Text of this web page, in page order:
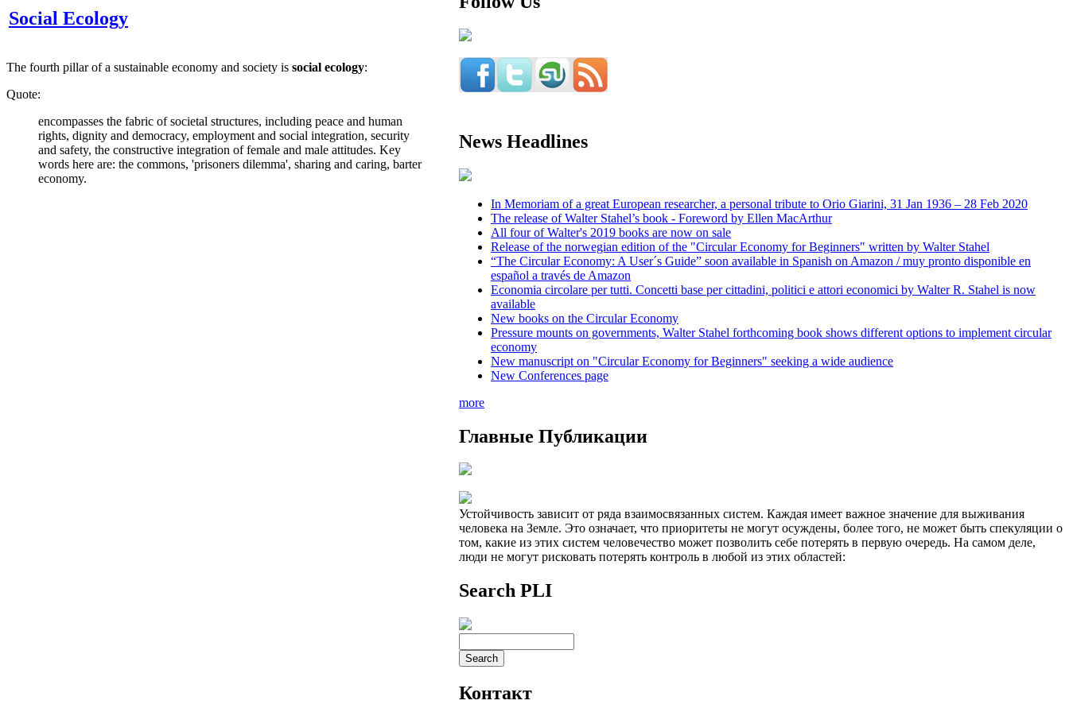
Social Ecology
The fourth pillar of a sustainable economy and society is social ecology:
Quote:
encompasses the fabric of societal structures, including peace and human
rights, dignity and democracy, employment and social integration, security
and safety, the constructive integration of female and male attitudes. Key
words here are: the commons, 'prisoners dilemma', sharing and caring, barter
economy.
News Headlines
In Memoriam of a great European researcher, a personal tribute to Orio Giarini, 31 Jan 1936 – 28 Feb 2020
The release of Walter Stahel’s book - Foreword by Ellen MacArthur
All four of Walter's 2019 books are now on sale
Release of the norwegian edition of the "Circular Economy for Beginners" written by Walter Stahel
“The Circular Economy: A User´s Guide” soon available in Spanish on Amazon / muy pronto disponible en
español a través de Amazon
Economia circolare per tutti. Concetti base per cittadini, politici e attori economici by Walter R. Stahel is now
available
New books on the Circular Economy
Pressure mounts on governments, Walter Stahel forthcoming book shows different options to implement circular
economy
New manuscript on "Circular Economy for Beginners" seeking a wide audience
New Conferences page
more
Главные Публикации
Устойчивость зависит от ряда взаимосвязанных систем. Каждая имеет важное значение для выживания
человека на Земле. Это означает, что приоритеты не могут осуждены, более того, не может быть спекуляции о
том, какие из этих систем человечество может позволить себе потерять в первую очередь. На самом деле,
люди не могут рисковать потерять контроль в любой из этих областей:
Search PLI
Контакт